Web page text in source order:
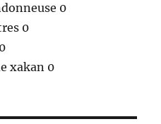
0
0
xakan 0